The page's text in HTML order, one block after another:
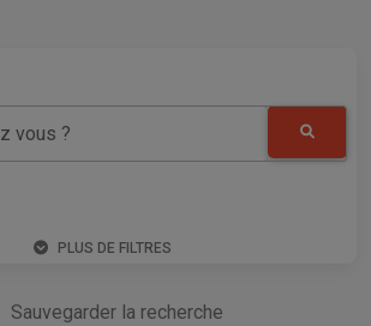
vous ?
PLUS DE FILTRES
Sauvegarder la recherche